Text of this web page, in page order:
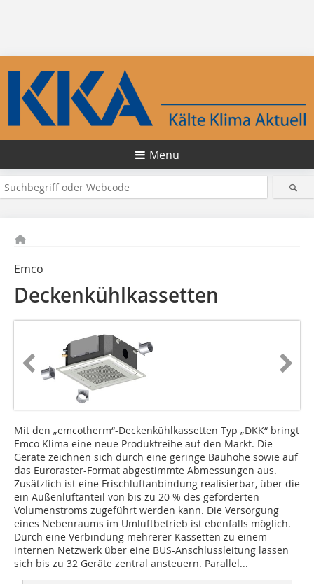
Menü
Emco
Deckenkühlkassetten
Mit den „emcotherm“-Deckenkühlkassetten Typ „DKK“ bringt
Emco Klima eine neue Produktreihe auf den Markt. Die
Geräte zeichnen sich durch eine geringe Bauhöhe sowie auf
das Euroraster-Format abgestimmte Abmessungen aus.
Zusätzlich ist eine Frischluftanbindung realisierbar, über die
ein Außenluftanteil von bis zu 20 % des geförderten
Volumenstroms zugeführt werden kann. Die Versorgung
eines Nebenraums im Umluftbetrieb ist ebenfalls möglich.
Durch eine Verbindung mehrerer Kassetten zu einem
internen Netzwerk über eine BUS-Anschlussleitung lassen
sich bis zu 32 Geräte zentral ansteuern. Parallel...